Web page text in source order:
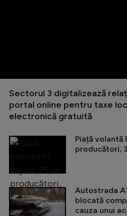
Sectorul 3 digitalizează
portal online pentru taxe
electronică gratuită
Piață volantă
producători,
Autostrada
blocată
cauza unui